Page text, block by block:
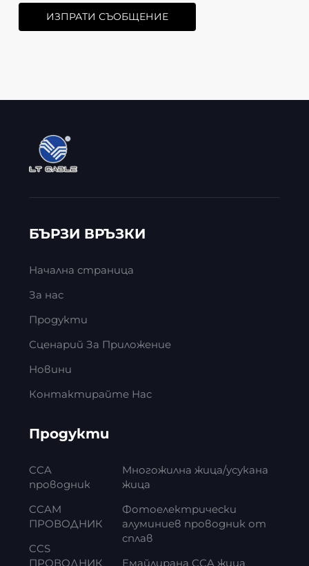
ИЗПРАТИ СЪОБЩЕНИЕ
БЪРЗИ ВРЪЗКИ
Начална страница
За нас
Продукти
Сценарий За Приложение
Новини
Контактирайте Нас
Продукти
CCA
проводник
CCAM
ПРОВОДНИК
CCS
ПРОВОДНИК
Многожилна жица/усукана
жица
Фотоелектрически
алуминиев проводник от
сплав
Емайлирана CCA жица